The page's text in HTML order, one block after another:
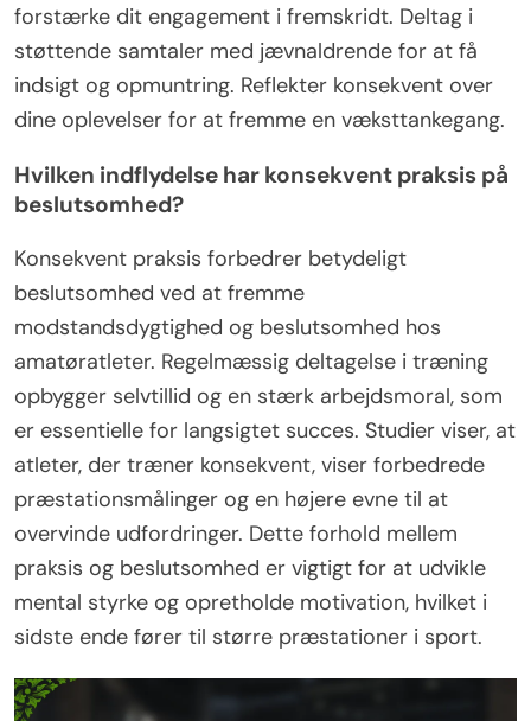
forstærke dit engagement i fremskridt. Deltag i
støttende samtaler med jævnaldrende for at få
indsigt og opmuntring. Reflekter konsekvent over
dine oplevelser for at fremme en væksttankegang.
Hvilken indflydelse har konsekvent praksis på
beslutsomhed?
Konsekvent praksis forbedrer betydeligt
beslutsomhed ved at fremme
modstandsdygtighed og beslutsomhed hos
amatøratleter. Regelmæssig deltagelse i træning
opbygger selvtillid og en stærk arbejdsmoral, som
er essentielle for langsigtet succes. Studier viser, at
atleter, der træner konsekvent, viser forbedrede
præstationsmålinger og en højere evne til at
overvinde udfordringer. Dette forhold mellem
praksis og beslutsomhed er vigtigt for at udvikle
mental styrke og opretholde motivation, hvilket i
sidste ende fører til større præstationer i sport.